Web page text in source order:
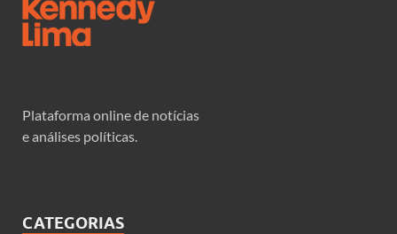
Plataforma online de notícias
e análises políticas.
CATEGORIAS